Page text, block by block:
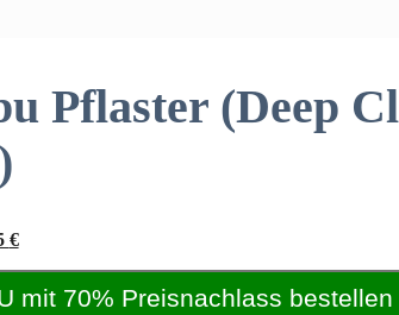
Pflaster (Deep
€
€Aktueller
17,95 €.
mit 70% Preisnachlass bestellen